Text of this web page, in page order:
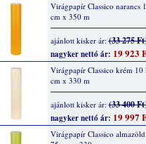
Virágpapír Classico narancs
cm x 350 m
ajánlott kisker ár:(33 275
nagyker nettó ár: 19 923
Virágpapír Classico krém 10
cm x 330 m
ajánlott kisker ár:(33 400
nagyker nettó ár: 19 997
Virágpapír Classico